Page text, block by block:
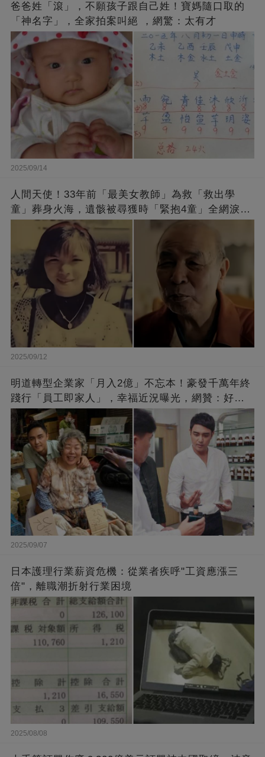
爸爸姓「滾」，不願孩子跟自己姓！寶媽隨口取的
「神名字」，全家拍案叫絕 ，網驚：太有才
2025/09/14
人間天使！33年前「最美女教師」為救「救出學
童」葬身火海，遺骸被尋獲時「緊抱4童」全網淚
崩：真正的英雄不該被遺忘
2025/09/12
明道轉型企業家「月入2億」不忘本！豪發千萬年終
踐行「員工即家人」，幸福近況曝光，網贊：好老
闆的福報
2025/09/07
日本護理行業薪資危機：從業者疾呼"工資應漲三
倍"，離職潮折射行業困境
2025/08/08